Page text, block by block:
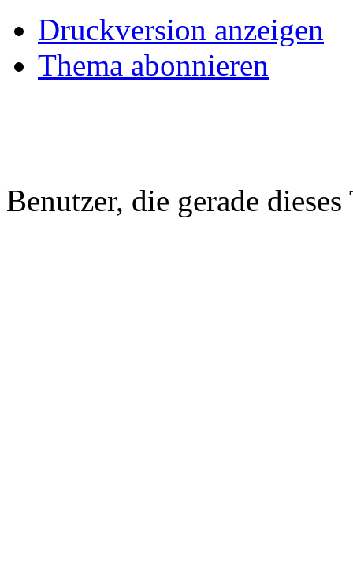
Druckversion anzeigen
Thema abonnieren
Benutzer, die gerade